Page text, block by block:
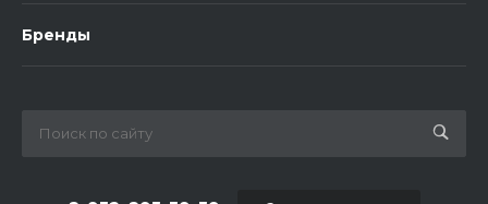
Бренды